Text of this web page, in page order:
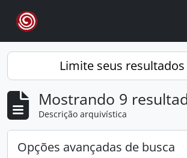
Skip to main content
Limite seus
Mostrando 9
Descrição arquivística
Opções avançadas de busca